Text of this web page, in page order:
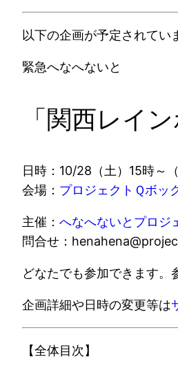
以下の企画が予定されてい
緊急へなへないと
「関西レイ
日時：10/28（土）15時～（
会場： プロジェクトＱボッ
主催： へなへないとプロジ
問合せ：
どなたでも参加できます。
企画詳細や日時の変更等は
【全体目次】